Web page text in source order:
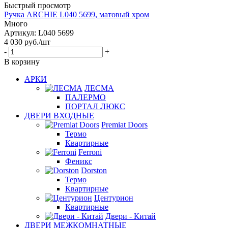
Быстрый просмотр
Ручка ARCHIE L040 5699, матовый хром
Много
Артикул: L040 5699
4 030 руб./шт
-
+
В корзину
АРКИ
ЛЕСМА
ПАЛЕРМО
ПОРТАЛ ЛЮКС
ДВЕРИ ВХОДНЫЕ
Premiat Doors
Термо
Квартирные
Ferroni
Феникс
Dorston
Термо
Квартирные
Центурион
Квартирные
Двери - Китай
ДВЕРИ МЕЖКОМНАТНЫЕ